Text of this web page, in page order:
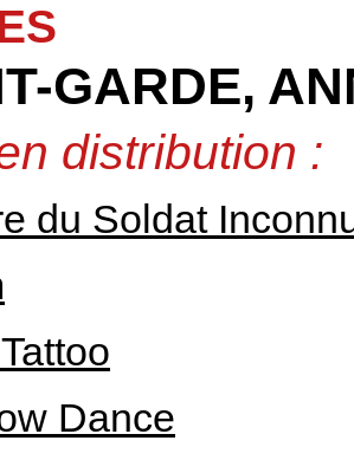
GARDE,
distribution :
du Soldat
Dance